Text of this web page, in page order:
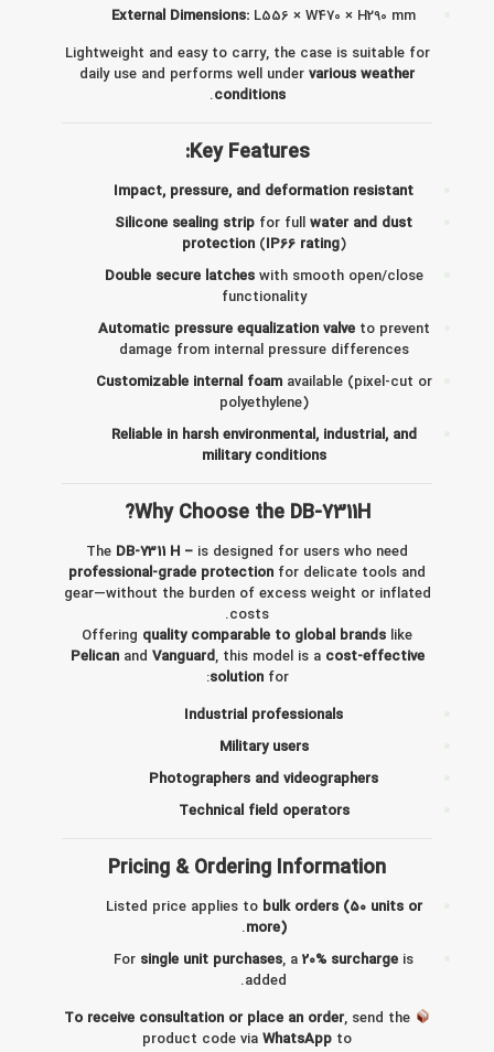
External Dimensions: L556 × W470 × H290 mm
Lightweight and easy to carry, the case is suitable for
daily use and performs well undervarious weather
conditions
.
Key Features:
Impact, pressure, and deformation resistant
Silicone sealing strip for fullwater and dust
protection(IP66 rating)
Double secure latcheswith smooth open/close
functionality
Automatic pressure equalization valveto prevent
damage from internal pressure differences
Customizable internal foamavailable (pixel-cut or
polyethylene)
Reliable in harsh environmental, industrial, and
military conditions
Why Choose the DB-7311H?
The DB-7311 H – is designed for users who need
professional-grade protection for delicate tools and
gear—without the burden of excess weight or inflated
costs.
Offering quality comparable to global brands like
Pelicanand Vanguard, this model is a cost-effective
solutionfor:
Industrial professionals
Military users
Photographers and videographers
Technical field operators
Pricing & Ordering Information
Listed price applies to bulk orders (50 units or
more)
.
For single unit purchases, a20% surcharge is
added.
To receive consultation or place an order, send the
product code viaWhatsApp to